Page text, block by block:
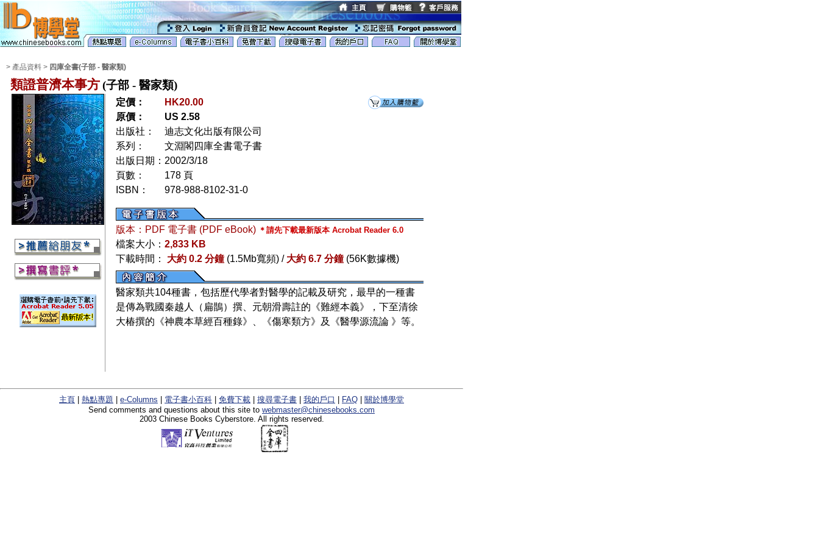
> 產品資料 > 四庫全書(子部 - 醫家類)
類證普濟本事方(子部 - 醫家類)
定價：
HK20.00
原價：
US 2.58
出版社：
迪志文化出版有限公司
系列：
文淵閣四庫全書電子書
出版日期： 2002/3/18
頁數：
178 頁
ISBN：
978-988-8102-31-0
版本：PDF 電子書 (PDF eBook) ＊請先下載最新版本 Acrobat Reader 6.0
檔案大小： 2,833 KB
下載時間：
大約 0.2 分鐘 (1.5Mb寬頻) / 大約 6.7 分鐘 (56K數據機)
醫家類共104種書，包括歷代學者對醫學的記載及研究，最早的一種書
是傳為戰國秦越人（扁鵲）撰、元朝滑壽註的《難經本義》，下至清徐
大椿撰的《神農本草經百種錄》、《傷寒類方》及《醫學源流論 》等。
主頁 熱點專題 e-Columns 電子書小百科 免費下載 搜尋電子書 我的戶口 FAQ
關於博學堂
Send comments and questions about this site to webmaster@chinesebooks.com
2003 Chinese Books Cyberstore. All rights reserved.